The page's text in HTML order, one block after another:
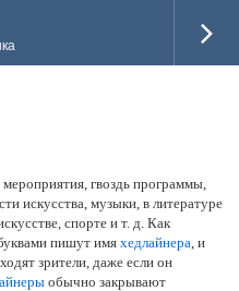
гвоздь программы,
искусства, музыки, в литературе
спорте и т. д. Как
пишут имя хедлайнера, и
зрители, даже если он
обычно закрывают